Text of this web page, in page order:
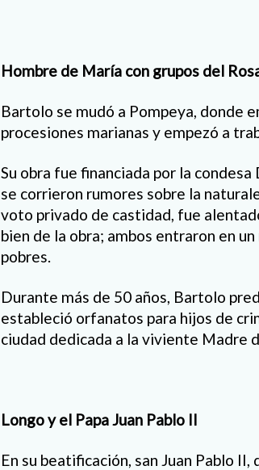
Hombre de María con grupos del
Bartolo se mudó a Pompeya, donde
procesiones marianas y empezó a
Su obra fue financiada por la
se corrieron rumores sobre la
voto privado de castidad, fue
bien de la obra; ambos entraron en
pobres.
Durante más de 50 años, Bartolo
estableció orfanatos para hijos de
ciudad dedicada a la viviente Madre
Longo y el Papa Juan Pablo II
En su beatificación, san Juan Pablo